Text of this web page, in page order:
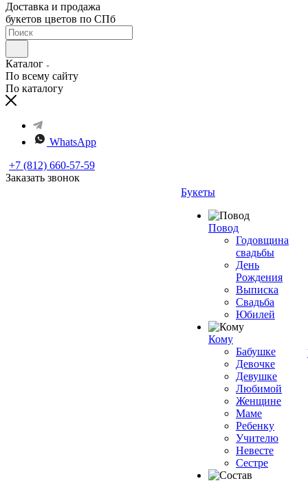
Доставка и продажа
букетов цветов по СПб
Каталог
По всему сайту
По каталогу
WhatsApp
+7 (812) 660-57-59
Заказать звонок
Букеты
Повод
Годовщина
свадьбы
День
Рождения
Выписка
Свадьба
Юбилей
Кому
Бабушке
Девочке
Девушке
Любимой
Женщине
Маме
Ребенку
Учителю
Невесте
Сестре